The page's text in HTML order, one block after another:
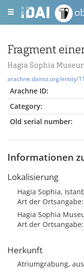
Fragment
Hagia Sophia
arachne.dainst.org/entity/
Arachne ID:
Category:
Old serial number:
Informationen
Lokalisierung
Hagia Sophia,
Art der
Hagia Sophia
Art der
Herkunft
Atriumgrabung,